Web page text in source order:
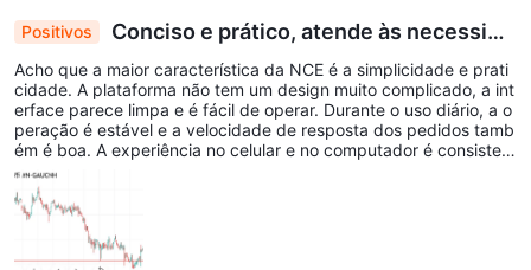
Em NCE,Social Trading
serve como uma plataforma dinâmica
que preenche a lacuna entre investidores experientes
(gerentes) e traders menos experientes, promovendo um
ambiente colaborativo para aprendizado e lucro. Este recurso
inovador permite que traders iniciantes sigam e emulem as
estratégias de investidores bem-sucedidos, obtendo insights
sobre suas decisões e técnicas de negociação. Os usuários
podem observar atividades de negociação em tempo real,
acessar métricas de desempenho e interagir diretamente com
Positivos
Conciso e prático, atende às necessida
des diárias
Acho que a maior característica da NCE é a simplicidade e prati
cidade. A plataforma não tem um design muito complicado, a int
erface parece limpa e é fácil de operar. Durante o uso diário, a o
peração é estável e a velocidade de resposta dos pedidos tamb
ém é boa. A experiência no celular e no computador é consistent
e. As taxas são aceitáveis. No geral, é uma plataforma relativam
ente fácil e agradável de usar.